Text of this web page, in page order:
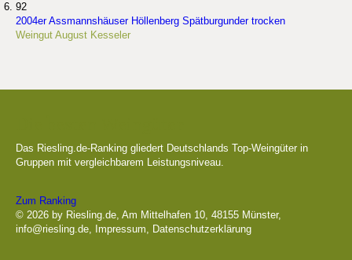
92
2004er Assmannshäuser Höllenberg Spätburgunder trocken
Weingut August Kesseler
Das Riesling.de-Ranking gliedert Deutschlands Top-Weingüter in
Gruppen mit vergleichbarem Leistungsniveau.
Zum Ranking
© 2026 by Riesling.de, Am Mittelhafen 10, 48155 Münster,
info@riesling.de, Impressum, Datenschutzerklärung